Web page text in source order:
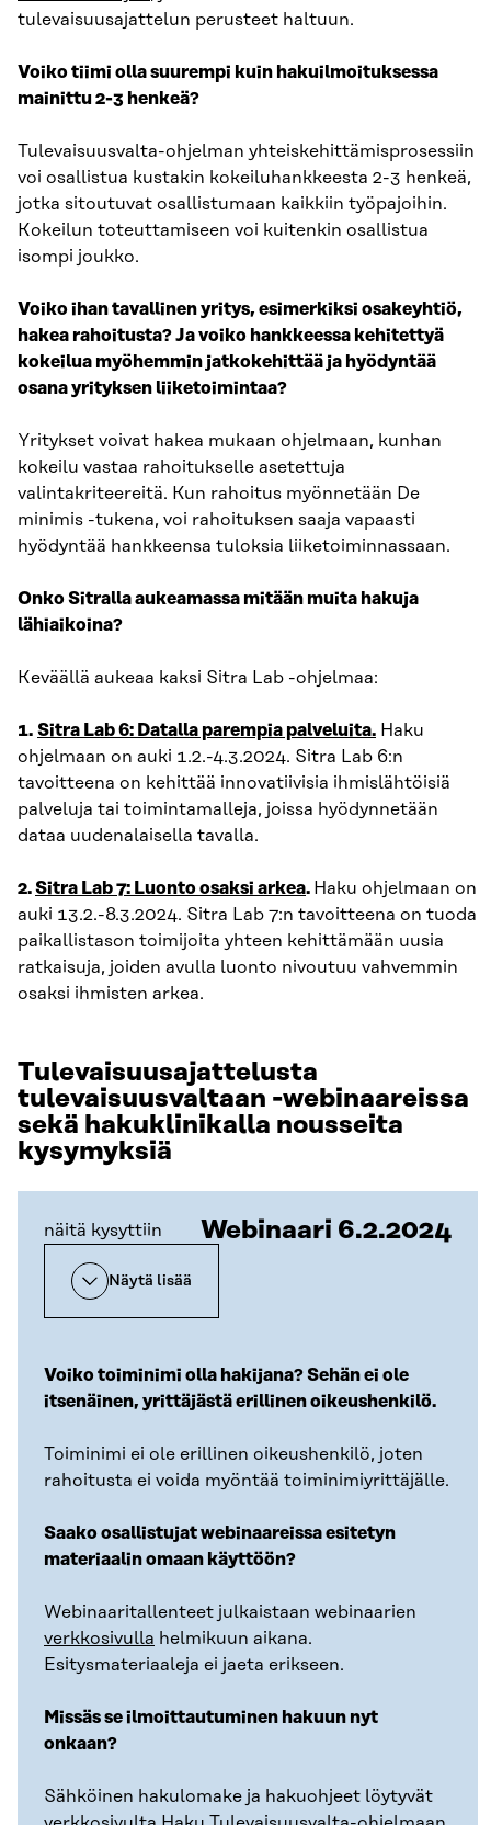
tulevaisuusajattelun perusteet haltuun.
Voiko tiimi olla suurempi kuin hakuilmoituksessa
mainittu 2-3 henkeä?
Tulevaisuusvalta-ohjelman yhteiskehittämisprosessiin
voi osallistua kustakin kokeiluhankkeesta 2-3 henkeä,
jotka sitoutuvat osallistumaan kaikkiin työpajoihin.
Kokeilun toteuttamiseen voi kuitenkin osallistua
isompi joukko.
Voiko ihan tavallinen yritys, esimerkiksi osakeyhtiö,
hakea rahoitusta? Ja voiko hankkeessa kehitettyä
kokeilua myöhemmin jatkokehittää ja hyödyntää
osana yrityksen liiketoimintaa?
Yritykset voivat hakea mukaan ohjelmaan, kunhan
kokeilu vastaa rahoitukselle asetettuja
valintakriteereitä. Kun rahoitus myönnetään De
minimis -tukena, voi rahoituksen saaja vapaasti
hyödyntää hankkeensa tuloksia liiketoiminnassaan.
Onko Sitralla aukeamassa mitään muita hakuja
lähiaikoina?
Keväällä aukeaa kaksi Sitra Lab -ohjelmaa:
1. Sitra Lab 6: Datalla parempia palveluita. Haku
ohjelmaan on auki 1.2.-4.3.2024. Sitra Lab 6:n
tavoitteena on kehittää innovatiivisia ihmislähtöisiä
palveluja tai toimintamalleja, joissa hyödynnetään
dataa uudenalaisella tavalla.
2.Sitra Lab 7: Luonto osaksi arkea. Haku ohjelmaan on
auki 13.2.-8.3.2024. Sitra Lab 7:n tavoitteena on tuoda
paikallistason toimijoita yhteen kehittämään uusia
ratkaisuja, joiden avulla luonto nivoutuu vahvemmin
osaksi ihmisten arkea.
Tulevaisuusajattelusta
tulevaisuusvaltaan -webinaareissa
sekä hakuklinikalla nousseita
kysymyksiä
näitä kysyttiin Webinaari 6.2.2024
Näytä lisää
Voiko toiminimi olla hakijana? Sehän ei ole
itsenäinen, yrittäjästä erillinen oikeushenkilö.
Toiminimi ei ole erillinen oikeushenkilö, joten
rahoitusta ei voida myöntää toiminimiyrittäjälle.
Saako osallistujat webinaareissa esitetyn
materiaalin omaan käyttöön?
Webinaaritallenteet julkaistaan webinaarien
verkkosivulla helmikuun aikana.
Esitysmateriaaleja ei jaeta erikseen.
Missäs se ilmoittautuminen hakuun nyt
onkaan?
Sähköinen hakulomake ja hakuohjeet löytyvät